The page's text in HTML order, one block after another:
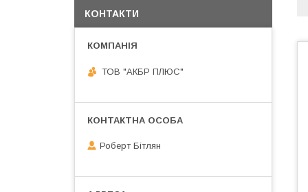
КОНТАКТИ
ТОВ "АКБР ПЛЮС"
Роберт Бітлян